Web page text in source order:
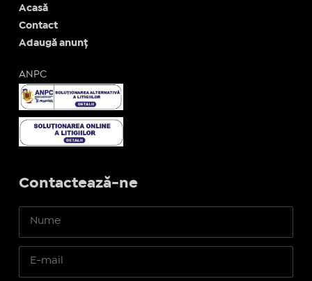
Acasă
Contact
Adaugă anunț
ANPC
Contactează-ne